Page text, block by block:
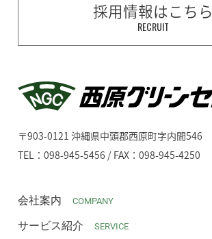
採用情報はこちら
RECRUIT
〒903-0121 沖縄県中頭郡西原町字内間546
TEL：098-945-5456 / FAX：098-945-4250
会社案内 COMPANY
サービス紹介 SERVICE